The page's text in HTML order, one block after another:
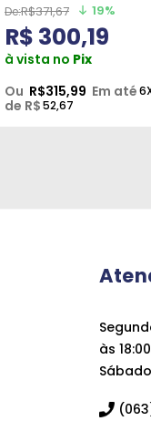
R$371,67 19%
R$ 300,19
à vista no Pix
Ou R$315,99 Em até
de R$52,67
às